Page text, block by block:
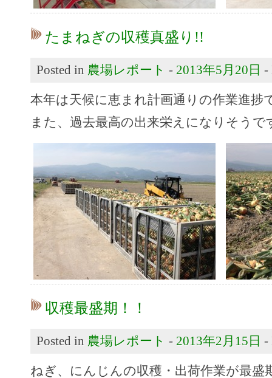
たまねぎの収穫真盛り!!
Posted in 農場レポート - 2013年5月20日 -
本年は天候に恵まれ計画通りの作業進捗
また、過去最高の出来栄えになりそうで
収穫最盛期！！
Posted in 農場レポート - 2013年2月15日 -
ねぎ、にんじんの収穫・出荷作業が最盛